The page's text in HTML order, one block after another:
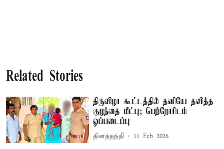
Related Stories
திருவிழா கூட்டத்தில் தனியே தவித்த
குழந்தை மீட்பு; பெற்றோரிடம்
ஒப்படைப்பு
தினத்தந்தி 11 Feb 2026